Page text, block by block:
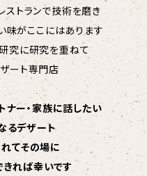
ストランで技術を磨き
味がここにはあります
究に研究を重ねて
ート専門店
ナー・家族に話したい
るデザート
てその場に
きれば幸いです